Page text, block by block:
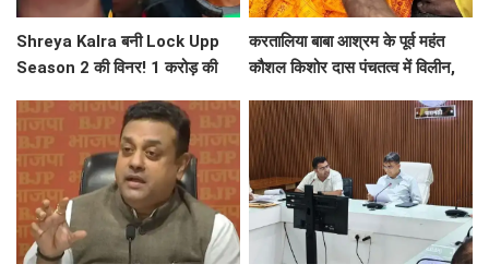
Shreya Kalra बनी Lock Upp
Season 2 की विनर! 1 करोड़ की
करतालिया बाबा आश्रम के पूर्व महंत
कौशल किशोर दास पंचतत्व में विलीन,